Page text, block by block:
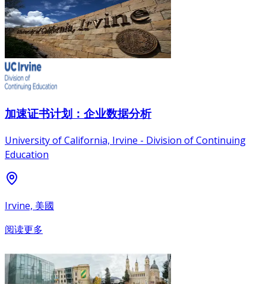
加速证书计划：企业数据分析
University of California, Irvine - Division of Continuing
Education
Irvine, 美國
阅读更多